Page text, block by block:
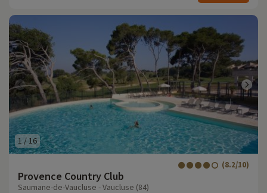
1 /16
Provence Country Club
(8.2/10)
Saumane-de-Vaucluse - Vaucluse (84)